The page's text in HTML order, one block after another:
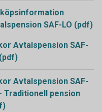
SAF-LO (pdf)
Avtalspension SAF-
Avtalspension SAF-
Traditionell pension